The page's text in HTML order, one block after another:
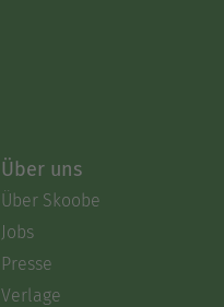
Über uns
Über Skoobe
Jobs
Presse
Verlage